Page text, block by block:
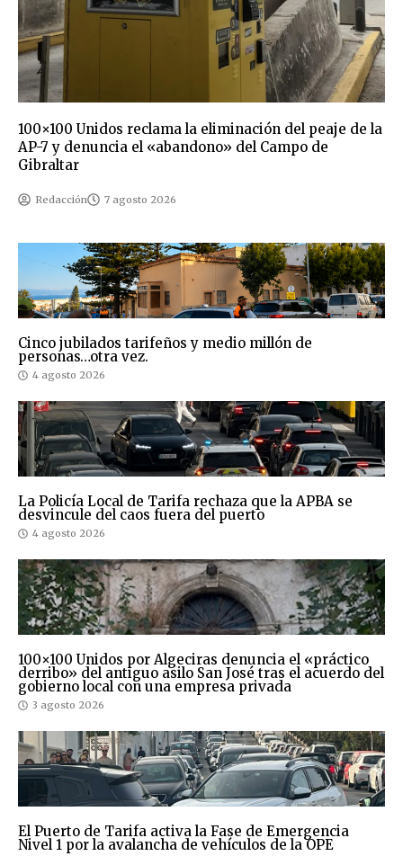
100×100 Unidos reclama la eliminación del peaje de la
AP-7 y denuncia el «abandono» del Campo de
Gibraltar
Redacción 7 agosto 2026
Cinco jubilados tarifeños y medio millón de
personas…otra vez.
4 agosto 2026
La Policía Local de Tarifa rechaza que la APBA se
desvincule del caos fuera del puerto
4 agosto 2026
100×100 Unidos por Algeciras denuncia el «práctico
derribo» del antiguo asilo San José tras el acuerdo del
gobierno local con una empresa privada
3 agosto 2026
El Puerto de Tarifa activa la Fase de Emergencia
Nivel 1 por la avalancha de vehículos de la OPE